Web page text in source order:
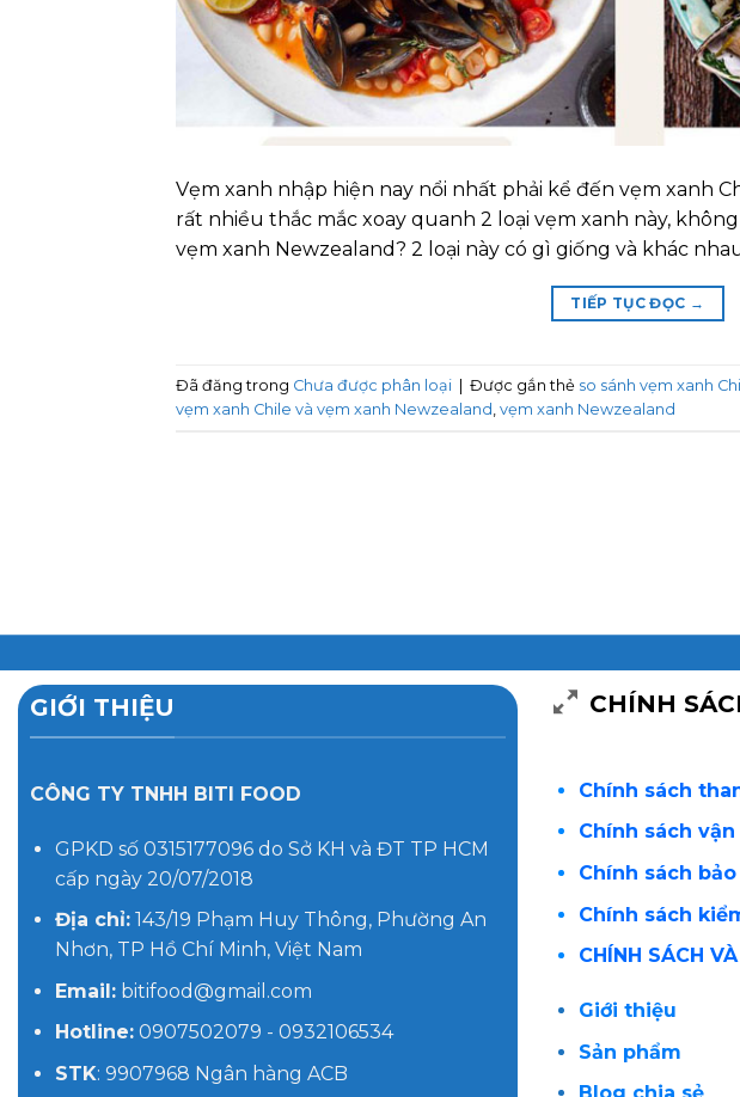
Vẹm xanh nhập hiện nay nổi nhất phải kể đến vẹm xanh
rất nhiều thắc mắc xoay quanh 2 loại vẹm xanh này,
vẹm xanh Newzealand? 2 loại này có gì giống và khác
TIẾP TỤC ĐỌC →
Đã đăng trong Chưa được phân loại | Được gắn thẻ so sánh vẹm xanh
vẹm xanh Chile và vẹm xanh Newzealand vẹm xanh Newzealand
GIỚI THIỆU
CÔNG TY TNHH BITI FOOD
GPKD số 0315177096 do Sở KH và ĐT TP HCM
cấp ngày 20/07/2018
Địa chỉ:143/19 Phạm Huy Thông, Phường An
Nhơn, TP Hồ Chí Minh, Việt Nam
Email:bitifood@gmail.com
Hotline:0907502079 - 0932106534
STK: 9907968 Ngân hàng ACB
CHÍNH
Chính sách
Chính sách
Chính sách
Chính sách
CHÍNH SÁCH
Giới thiệu
Sản phẩm